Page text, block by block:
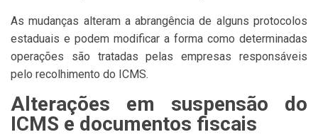
As mudanças alteram a abrangência de alguns protocolos
estaduais e podem modificar a forma como determinadas
operações são tratadas pelas empresas responsáveis
pelo recolhimento do ICMS.
Alterações em suspensão do
ICMS e documentos fiscais